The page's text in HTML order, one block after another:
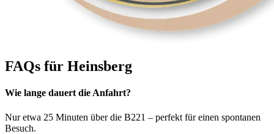
FAQs für Heinsberg
Wie lange dauert die Anfahrt?
Nur etwa 25 Minuten über die B221 – perfekt für einen spontanen
Besuch.